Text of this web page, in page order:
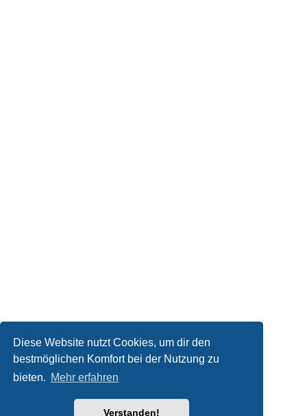
Diese Website nutzt Cookies, um dir den
bestmöglichen Komfort bei der Nutzung zu
bieten. Mehr erfahren
Verstanden!